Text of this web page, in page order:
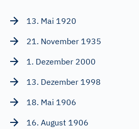
13. Mai 1920
21. November 1935
1. Dezember 2000
13. Dezember 1998
18. Mai 1906
16. August 1906